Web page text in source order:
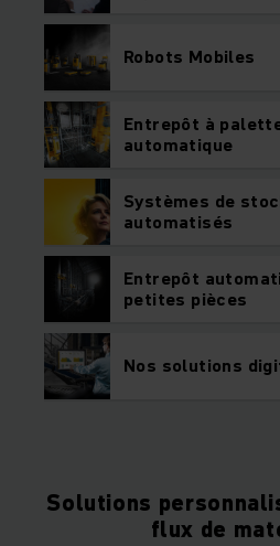
Robots Mobiles
Entrepôt à
automatique
Systèmes de
automatisés
Entrepôt
petites pièces
Nos solutions
Solutions
flux de